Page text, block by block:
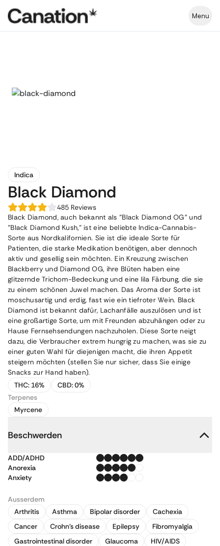
Menu
Indica
Black Diamond
485 Reviews
Black Diamond, auch bekannt als "Black Diamond OG" und
"Black Diamond Kush," ist eine beliebte Indica-Cannabis-
Sorte aus Nordkalifornien. Sie ist die ideale Sorte für
Patienten, die starke Medikation benötigen, aber dennoch
aktiv und gesellig sein möchten. Ein Kreuzung zwischen
Blackberryund Diamond OG, ihre Blüten haben eine
glitzernde Trichom-Bedeckung und eine lila Färbung, die sie
zu einem schönen Juwel machen. Das Aroma der Sorte ist
moschusartig und erdig, fast wie ein tiefroter Wein. Black
Diamond ist bekannt dafür, Lachanfälle auszulösen und ist
eine großartige Sorte, um mit Freunden abzuhängen oder zu
Hause Fernsehsendungen nachzuholen. Diese Sorte neigt
dazu, die Verbraucher extrem hungrig zu machen, was sie zu
einer guten Wahl für diejenigen macht, die ihren Appetit
steigern möchten (stellen Sie nur sicher, dass Sie einige
Snacks zur Hand haben).
THC: 16% CBD:0%
Terpenes
Myrcene
Beschwerden
ADD/ADHD
Anorexia
Anxiety
Ausserdem
Arthritis
Asthma Bipolar disorder
Cachexia
Cancer
Crohn's disease Epilepsy
Fibromyalgia
Gastrointestinal disorder
Glaucoma
HIV/AIDS